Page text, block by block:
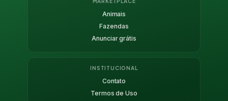
Animais
Fazendas
Anunciar grátis
INSTITUCIONAL
Contato
Termos de Uso